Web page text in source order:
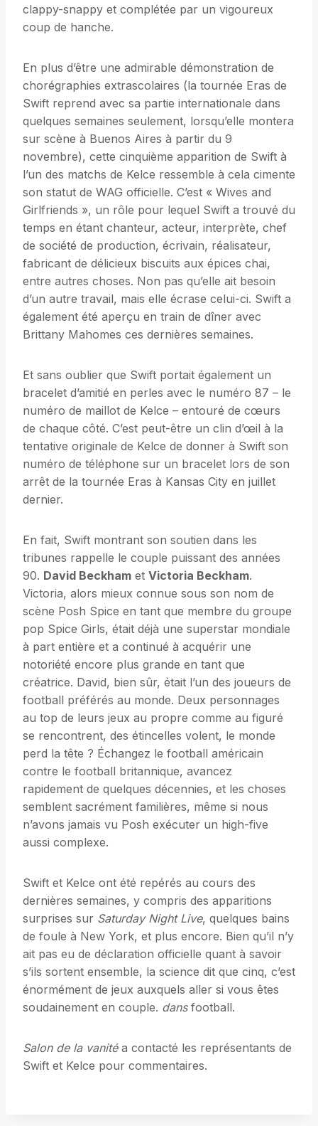
clappy-snappy et complétée par un vigoureux
coup de hanche.
En plus d’être une admirable démonstration de
chorégraphies extrascolaires (la tournée Eras de
Swift reprend avec sa partie internationale dans
quelques semaines seulement, lorsqu’elle montera
sur scène à Buenos Aires à partir du 9
novembre), cette cinquième apparition de Swift à
l’un des matchs de Kelce ressemble à cela cimente
son statut de WAG officielle. C’est « Wives and
Girlfriends », un rôle pour lequel Swift a trouvé du
temps en étant chanteur, acteur, interprète, chef
de société de production, écrivain, réalisateur,
fabricant de délicieux biscuits aux épices chai,
entre autres choses. Non pas qu’elle ait besoin
d’un autre travail, mais elle écrase celui-ci. Swift a
également été aperçu en train de dîner avec
Brittany Mahomes ces dernières semaines.
Et sans oublier que Swift portait également un
bracelet d’amitié en perles avec le numéro 87 – le
numéro de maillot de Kelce – entouré de cœurs
de chaque côté. C’est peut-être un clin d’œil à la
tentative originale de Kelce de donner à Swift son
numéro de téléphone sur un bracelet lors de son
arrêt de la tournée Eras à Kansas City en juillet
dernier.
En fait, Swift montrant son soutien dans les
tribunes rappelle le couple puissant des années
90. David Beckham et Victoria Beckham.
Victoria, alors mieux connue sous son nom de
scène Posh Spice en tant que membre du groupe
pop Spice Girls, était déjà une superstar mondiale
à part entière et a continué à acquérir une
notoriété encore plus grande en tant que
créatrice. David, bien sûr, était l’un des joueurs de
football préférés au monde. Deux personnages
au top de leurs jeux au propre comme au figuré
se rencontrent, des étincelles volent, le monde
perd la tête ? Échangez le football américain
contre le football britannique, avancez
rapidement de quelques décennies, et les choses
semblent sacrément familières, même si nous
n’avons jamais vu Posh exécuter un high-five
aussi complexe.
Swift et Kelce ont été repérés au cours des
dernières semaines, y compris des apparitions
surprises sur Saturday Night Live, quelques bains
de foule à New York, et plus encore. Bien qu’il n’y
ait pas eu de déclaration officielle quant à savoir
s’ils sortent ensemble, la science dit que cinq, c’est
énormément de jeux auxquels aller si vous êtes
soudainement en couple. dansfootball.
Salon de la vanitéa contacté les représentants de
Swift et Kelce pour commentaires.